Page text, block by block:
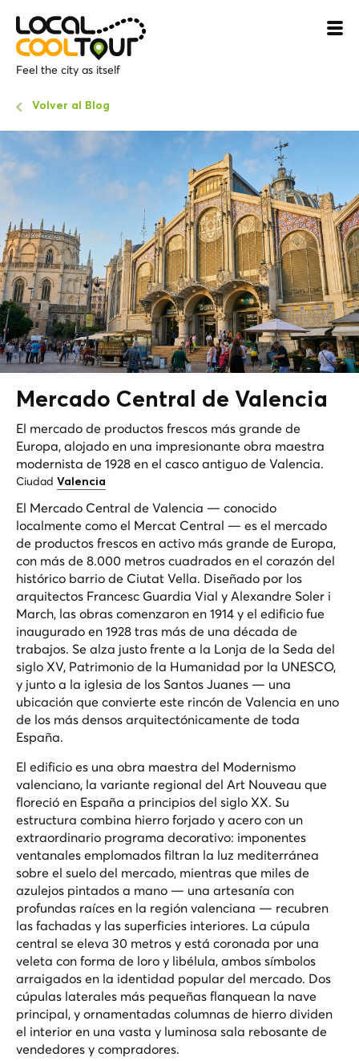
Feel the city as itself
Volver al Blog
Mercado Central de Valencia
El mercado de productos frescos más grande de
Europa, alojado en una impresionante obra maestra
modernista de 1928 en el casco antiguo de Valencia.
Ciudad Valencia
El Mercado Central de Valencia — conocido
localmente como el Mercat Central — es el mercado
de productos frescos en activo más grande de Europa,
con más de 8.000 metros cuadrados en el corazón del
histórico barrio de Ciutat Vella. Diseñado por los
arquitectos Francesc Guardia Vial y Alexandre Soler i
March, las obras comenzaron en 1914 y el edificio fue
inaugurado en 1928 tras más de una década de
trabajos. Se alza justo frente a la Lonja de la Seda del
siglo XV, Patrimonio de la Humanidad por la UNESCO,
y junto a la iglesia de los Santos Juanes — una
ubicación que convierte este rincón de Valencia en uno
de los más densos arquitectónicamente de toda
España.
El edificio es una obra maestra del Modernismo
valenciano, la variante regional del Art Nouveau que
floreció en España a principios del siglo XX. Su
estructura combina hierro forjado y acero con un
extraordinario programa decorativo: imponentes
ventanales emplomados filtran la luz mediterránea
sobre el suelo del mercado, mientras que miles de
azulejos pintados a mano — una artesanía con
profundas raíces en la región valenciana — recubren
las fachadas y las superficies interiores. La cúpula
central se eleva 30 metros y está coronada por una
veleta con forma de loro y libélula, ambos símbolos
arraigados en la identidad popular del mercado. Dos
cúpulas laterales más pequeñas flanquean la nave
principal, y ornamentadas columnas de hierro dividen
el interior en una vasta y luminosa sala rebosante de
vendedores y compradores.